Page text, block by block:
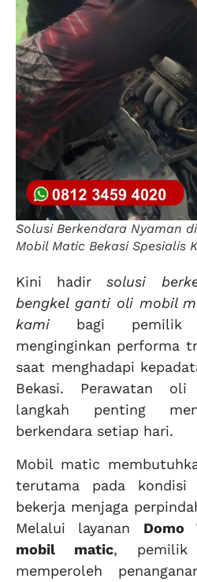
Solusi Berkendara Nyaman
Mobil Matic Bekasi Spesialis
Kini hadirsolusi
bengkel ganti oli mobil
kami bagi pemilik
menginginkan performa
saat menghadapi
Bekasi. Perawatan
langkah penting
berkendara setiap hari.
Mobil matic
terutama pada
bekerja menjaga
Melalui layanan Domo
mobil matic, pemilik
memperoleh